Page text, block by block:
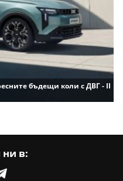
бъдещи коли с ДВГ - II
ни в: